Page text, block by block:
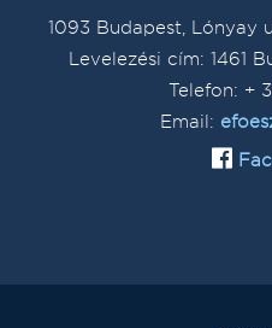
1093 Budapest, Lónyay
Levelezési cím: 1461
Telefon: +
Email: